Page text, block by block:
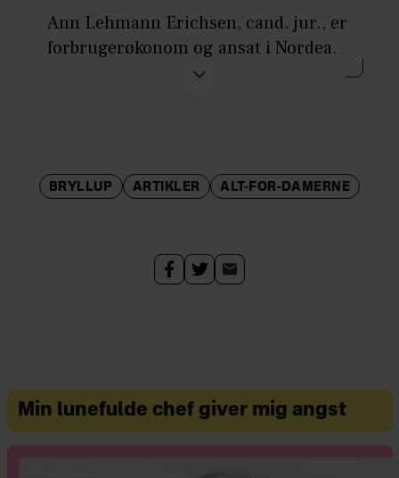
Ann Lehmann Erichsen, cand. jur., er
forbrugerøkonom og ansat i Nordea.
Hun vil jævnligt levere klummer om
privatøkonomi. Via undersøgelser og
BRYLLUP ARTIKLER ALT-FOR-DAMERNE
Min lunefulde chef giver mig angst